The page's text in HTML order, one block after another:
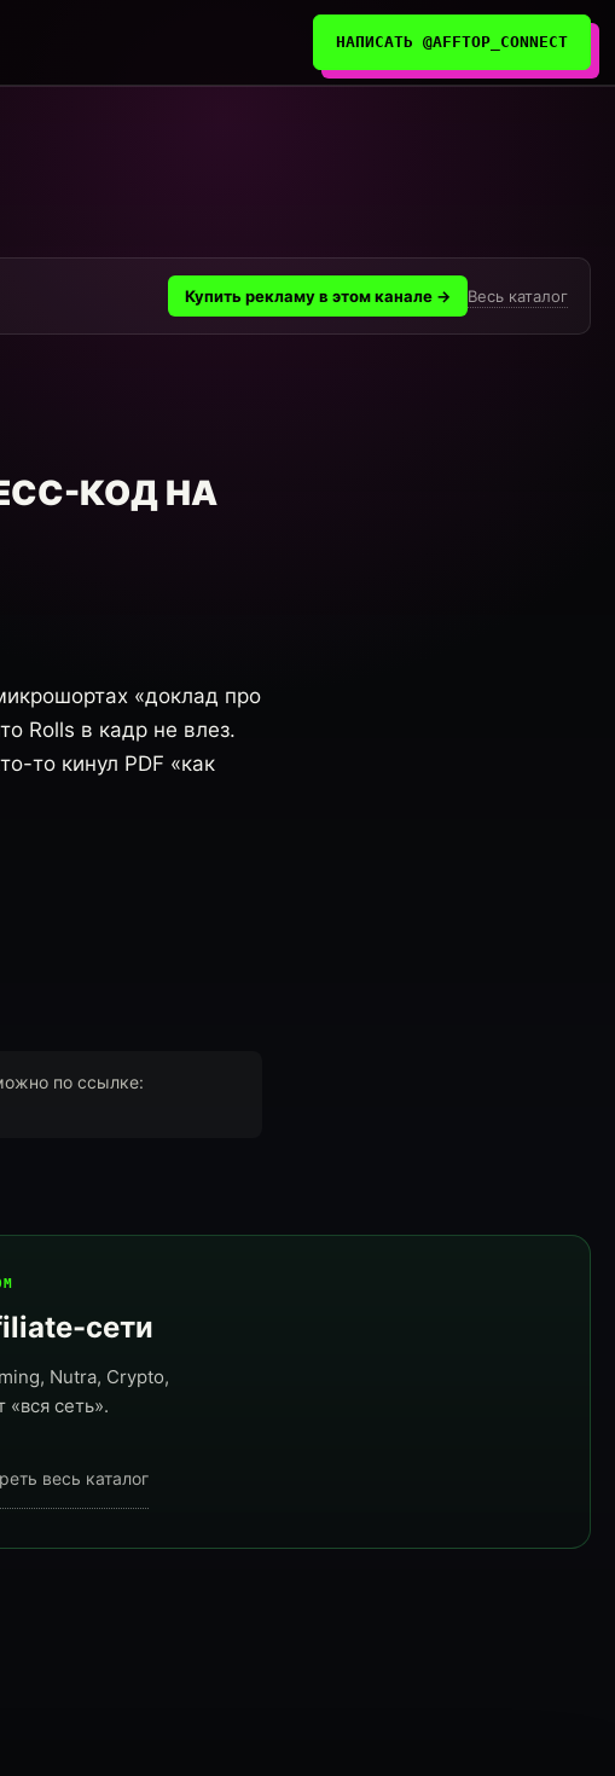
НАПИСАТЬ @AFFTOP_CONNECT
Купить рекламу в этом канале → Весь каталог
КОД НА
«доклад про
Rolls в кадр не влез.
то кинул PDF «как
по ссылке:
сети
Nutra, Crypto,
«вся сеть».
весь каталог